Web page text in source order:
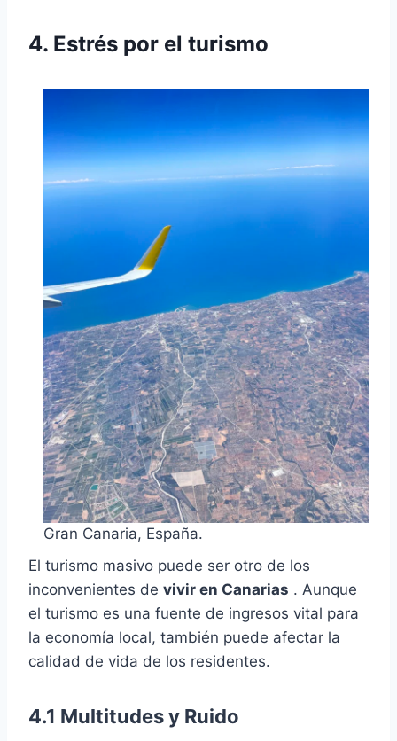
4. Estrés por el turismo
Gran Canaria, España.
El turismo masivo puede ser otro de los
inconvenientes de vivir en Canarias . Aunque
el turismo es una fuente de ingresos vital para
la economía local, también puede afectar la
calidad de vida de los residentes.
4.1 Multitudes y Ruido